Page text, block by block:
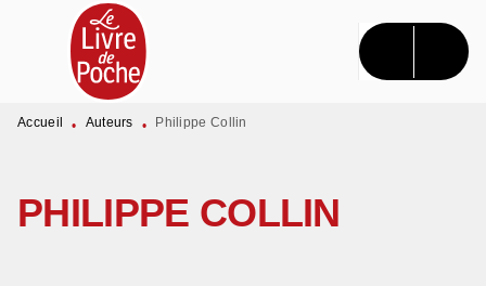
MENU RECHERCHE CONTENU
PIED DE PAGE
Accueil • Auteurs • Philippe Collin
PHILIPPE COLLIN